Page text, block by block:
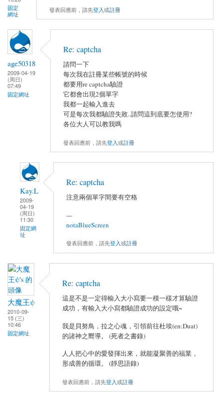
固定
網址
發表回應前，請先登入或註冊
age50318
2009-04-19
(周日)
07:49
固定網址
Re: captcha
請問一下
每次我在註冊某些帳號的時候
都要用re captcha驗證
它都會出現2個單字
我都一起輸入進去
可是每次我都驗證失敗..請問這到底要怎使用?
各位大人可以教我嗎
發表回應前，請先登入或註冊
Kay.L
2009-
04-19
(周日)
11:30
固定網
址
Re: captcha
注意兩個單字間要有空格
---
notaBlueScreen
發表回應前，請先登入或註冊
大魔王ψ
2010-09-
15 (三)
10:46
固定網址
Re: captcha
這是不是一定得輸入大小寫要一模一樣才算驗證
成功，有輸入大小寫都驗證成功的設定哦~
我是貝努鳥，拉之心魂，引領前往杜埃(en:Duat)
的諸神之嚮導。 (死者之書錄)
人人把心中的愛發揮出來，就能凝聚善的福業，
形成善的循環。 (靜思語錄)
發表回應前，請先登入或註冊